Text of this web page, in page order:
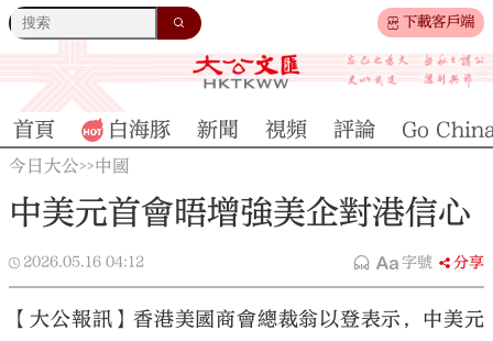
下載客戶端
首頁 白海豚 新聞 視頻 評論 Go
今日大公>>中國
中美元首會晤增強美企對港信心
2026.05.16 04:12 字號 分享
【大公報訊】香港美國商會總裁翁以登表示，中美元